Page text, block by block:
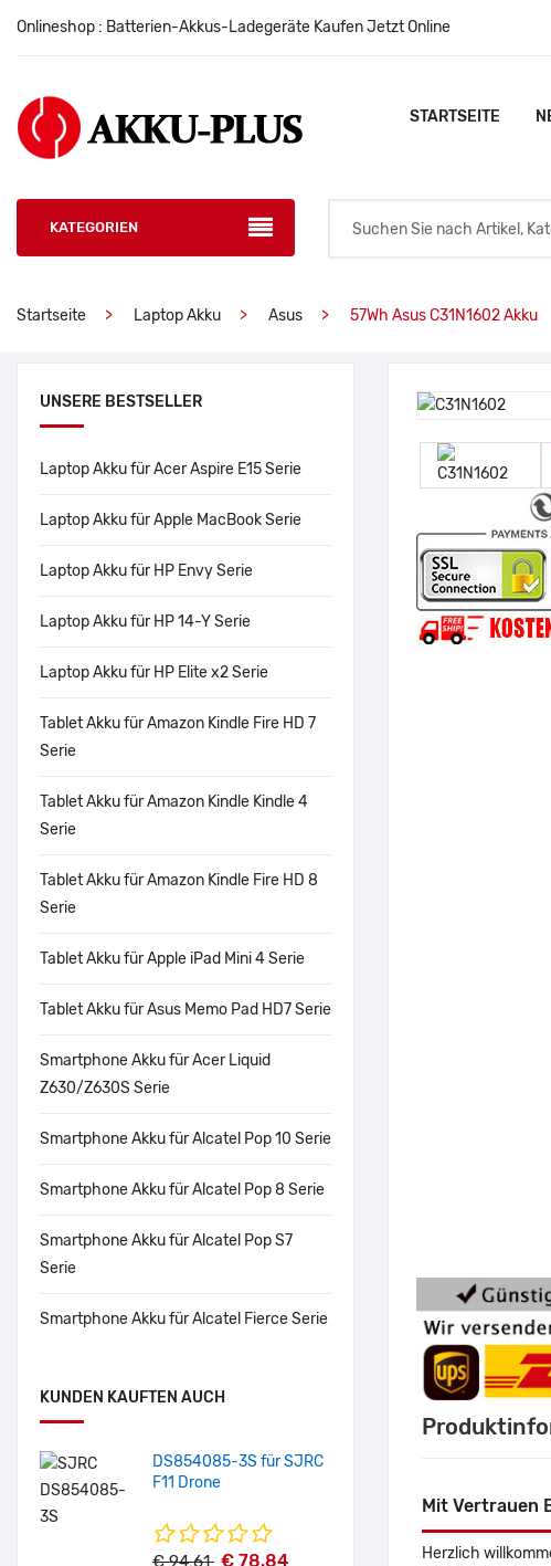
Onlineshop : Batterien-Akkus-Ladegeräte Kaufen Jetzt Online
STARTSEITE
KATEGORIEN
Startseite Laptop Akku Asus 57Wh Asus C31N1602 Akku
UNSERE BESTSELLER
Laptop Akku für Acer Aspire E15 Serie
Laptop Akku für Apple MacBook Serie
Laptop Akku für HP Envy Serie
Laptop Akku für HP 14-Y Serie
Laptop Akku für HP Elite x2 Serie
Tablet Akku für Amazon Kindle Fire HD 7
Serie
Tablet Akku für Amazon Kindle Kindle 4
Serie
Tablet Akku für Amazon Kindle Fire HD 8
Serie
Tablet Akku für Apple iPad Mini 4 Serie
Tablet Akku für Asus Memo Pad HD7 Serie
Smartphone Akku für Acer Liquid
Z630/Z630S Serie
Smartphone Akku für Alcatel Pop 10 Serie
Smartphone Akku für Alcatel Pop 8 Serie
Smartphone Akku für Alcatel Pop S7
Serie
Smartphone Akku für Alcatel Fierce Serie
KUNDEN KAUFTEN AUCH
DS854085-3S für SJRC
F11 Drone
€ 94.61 € 78.84
Mit Vertrauen
Herzlich